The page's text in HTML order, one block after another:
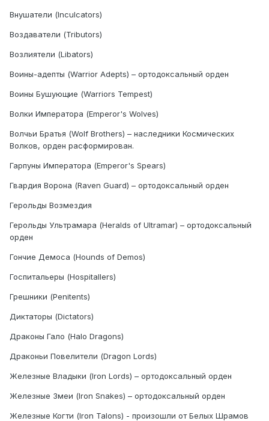
Внушатели (Inculcators)
Воздаватели (Tributors)
Возлиятели (Libators)
Воины-адепты (Warrior Adepts) – ортодоксальный орден
Воины Бушующие (Warriors Tempest)
Волки Императора (Emperor's Wolves)
Волчьи Братья (Wolf Brothers) – наследники Космических
Волков, орден расформирован.
Гарпуны Императора (Emperor's Spears)
Гвардия Ворона (Raven Guard) – ортодоксальный орден
Герольды Возмездия
Герольды Ультрамара (Heralds of Ultramar) – ортодоксальный
орден
Гончие Демоса (Hounds of Demos)
Госпитальеры (Hospitallers)
Грешники (Penitents)
Диктаторы (Dictators)
Драконы Гало (Halo Dragons)
Драконьи Повелители (Dragon Lords)
Железные Владыки (Iron Lords) – ортодоксальный орден
Железные Змеи (Iron Snakes) – ортодоксальный орден
Железные Когти (Iron Talons) - произошли от Белых Шрамов